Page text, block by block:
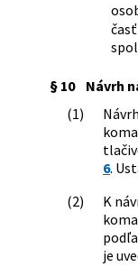
§ 10
Návrh
(1)
6.
(2)
K
podľa
je